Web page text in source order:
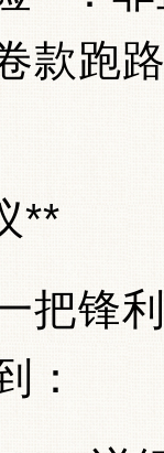
款跑
**
把锋
：